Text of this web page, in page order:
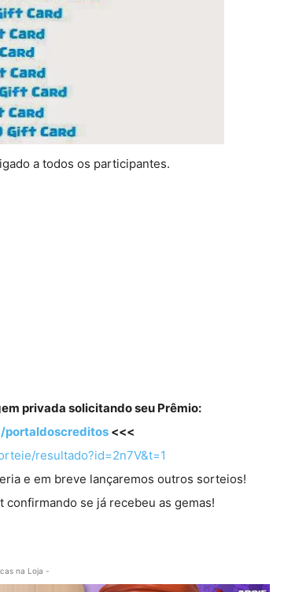
a todos os participantes.
privada solicitando seu Prêmio:
portaldoscreditos<<<
resultado?id=2n7V&t=1
e em breve lançaremos outros sorteios!
se já recebeu as gemas!
na Loja -